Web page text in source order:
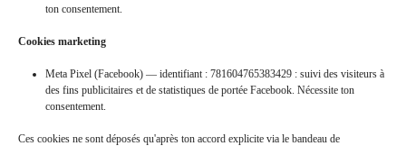
ton consentement.
Cookies marketing
Meta Pixel (Facebook) — identifiant : 781604765383429 : suivi des visiteurs à
des fins publicitaires et de statistiques de portée Facebook. Nécessite ton
consentement.
Ces cookies ne sont déposés qu'après ton accord explicite via le bandeau de